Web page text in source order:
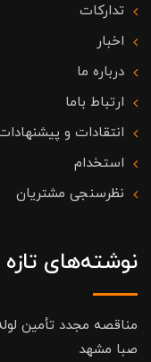
تدارکات
اخبار
درباره ما
ارتباط باما
انتقادات و
استخدام
نظرسنجی مشتریان
نوشته‌های تازه
مناقصه مجدد تأمین
صبا مشهد